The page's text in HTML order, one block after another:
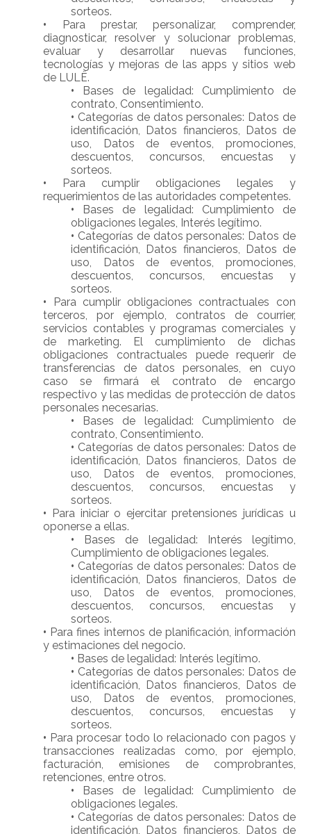
sorteos.
• Para prestar, personalizar, comprender,
diagnosticar, resolver y solucionar problemas,
evaluar y desarrollar nuevas funciones,
tecnologías y mejoras de las apps y sitios web
de LULË.
• Bases de legalidad: Cumplimiento de
contrato, Consentimiento.
• Categorías de datos personales: Datos de
identificación, Datos financieros, Datos de
uso, Datos de eventos, promociones,
descuentos, concursos, encuestas y
sorteos.
• Para cumplir obligaciones legales y
requerimientos de las autoridades competentes.
• Bases de legalidad: Cumplimiento de
obligaciones legales, Interés legítimo.
• Categorías de datos personales: Datos de
identificación, Datos financieros, Datos de
uso, Datos de eventos, promociones,
descuentos, concursos, encuestas y
sorteos.
• Para cumplir obligaciones contractuales con
terceros, por ejemplo, contratos de courrier,
servicios contables y programas comerciales y
de marketing. El cumplimiento de dichas
obligaciones contractuales puede requerir de
transferencias de datos personales, en cuyo
caso se firmará el contrato de encargo
respectivo y las medidas de protección de datos
personales necesarias.
• Bases de legalidad: Cumplimiento de
contrato, Consentimiento.
• Categorías de datos personales: Datos de
identificación, Datos financieros, Datos de
uso, Datos de eventos, promociones,
descuentos, concursos, encuestas y
sorteos.
• Para iniciar o ejercitar pretensiones jurídicas u
oponerse a ellas.
• Bases de legalidad: Interés legítimo,
Cumplimiento de obligaciones legales.
• Categorías de datos personales: Datos de
identificación, Datos financieros, Datos de
uso, Datos de eventos, promociones,
descuentos, concursos, encuestas y
sorteos.
• Para fines internos de planificación, información
y estimaciones del negocio.
• Bases de legalidad: Interés legítimo.
• Categorías de datos personales: Datos de
identificación, Datos financieros, Datos de
uso, Datos de eventos, promociones,
descuentos, concursos, encuestas y
sorteos.
• Para procesar todo lo relacionado con pagos y
transacciones realizadas como, por ejemplo,
facturación, emisiones de comprobrantes,
retenciones, entre otros.
• Bases de legalidad: Cumplimiento de
obligaciones legales.
• Categorías de datos personales: Datos de
identificación, Datos financieros, Datos de